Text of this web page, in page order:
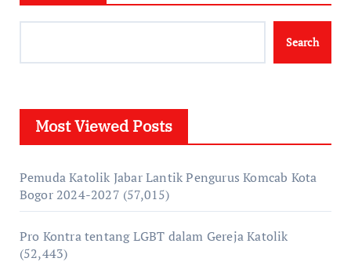
Search
Most Viewed Posts
Pemuda Katolik Jabar Lantik Pengurus Komcab Kota
Bogor 2024-2027 (57,015)
Pro Kontra tentang LGBT dalam Gereja Katolik
(52,443)